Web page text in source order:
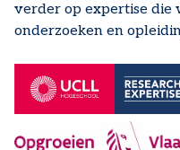
verder op expertise die
onderzoeken en